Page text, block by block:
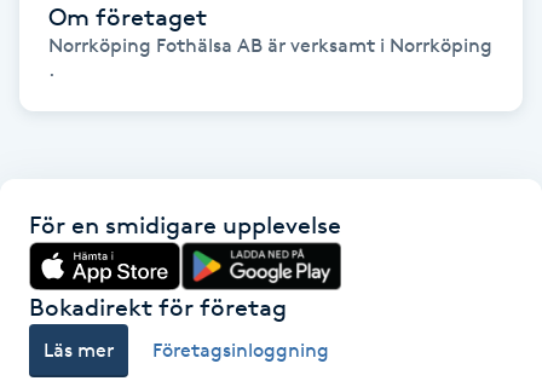
Fransrengöring
Frekvensterapi
Friskvårdsmassage
Frisör
Funktionsanalys
Om företaget
Norrköping Fothälsa AB är verksamt i Norrköping
.
För en smidigare upplevelse
Bokadirekt för företag
Läs mer Företagsinloggning